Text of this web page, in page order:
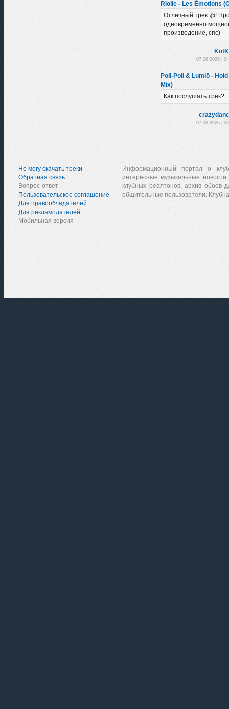
Riolie - Les Émotions
Отличный трек 👍!
одновременно
произведение, спс)
07.08.2026 |
Poli-Poli & Lumiö -
Mix)
Как послушать трек?
07.08.2026 |
Не могу скачать треки
Обратная связь
Вопрос-ответ
Пользовательское соглашение
Для правообладателей
Для рекламодателей
Мобильная версия
Информационный портал о
интересные музыкальные
клубных реалтонов, архив обоев
общительные пользователи.